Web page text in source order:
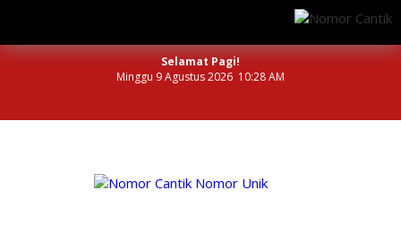
Selamat Pagi!
Minggu 9 Agustus 2026 10:28 AM